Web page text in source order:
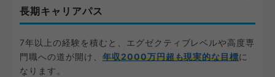
長期キャリアパス
7年以上の経験を積むと、エグゼクティブレベルや高度専
門職への道が開け、 年収2000万円超も現実的な目標に
なります。